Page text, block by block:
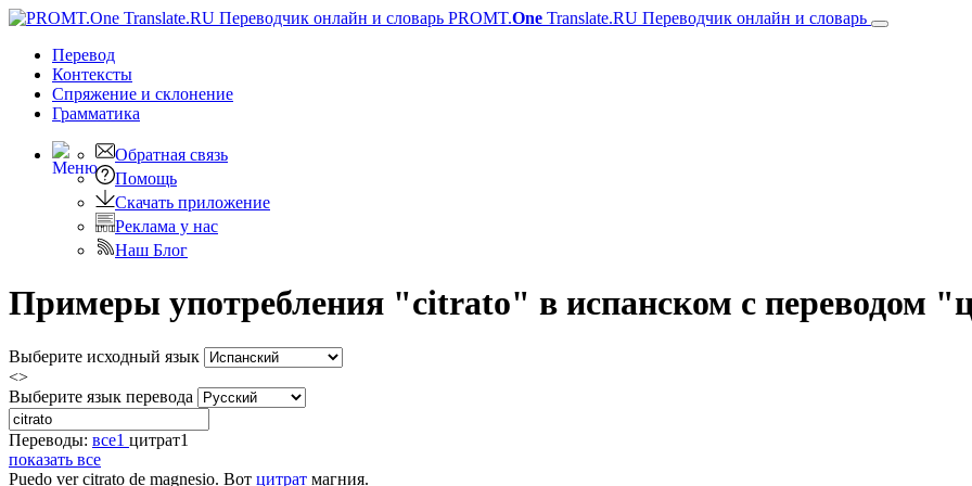
PROMT.One Translate.RU Переводчик онлайн и словарь
Перевод
Контексты
Спряжение и склонение
Грамматика
Обратная связь
Помощь
Скачать приложение
Реклама у нас
Наш Блог
Примеры употребления "citrato" в испанском с переводом
Выберите исходный язык
<>
Выберите язык перевода
Переводы: все1 цитрат1
показать все
Puedo vercitrato de magnesio. Вот цитрат магния.